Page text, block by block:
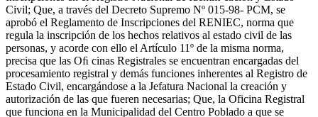
Civil; Que, a través del Decreto Supremo Nº 015-98- PCM, se
aprobó el Reglamento de Inscripciones del RENIEC, norma que
regula la inscripción de los hechos relativos al estado civil de las
personas, y acorde con ello el Artículo 11º de la misma norma,
precisa que las Oﬁ cinas Registrales se encuentran encargadas del
procesamiento registral y demás funciones inherentes al Registro de
Estado Civil, encargándose a la Jefatura Nacional la creación y
autorización de las que fueren necesarias; Que, la Oficina Registral
que funciona en la Municipalidad del Centro Poblado a que se